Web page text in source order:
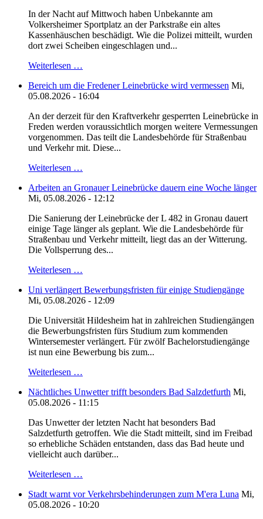
In der Nacht auf Mittwoch haben Unbekannte am
Volkersheimer Sportplatz an der Parkstraße ein altes
Kassenhäuschen beschädigt. Wie die Polizei mitteilt, wurden
dort zwei Scheiben eingeschlagen und...
Weiterlesen …
Bereich um die Fredener Leinebrücke wird vermessen Mi,
05.08.2026 - 16:04
An der derzeit für den Kraftverkehr gesperrten Leinebrücke in
Freden werden voraussichtlich morgen weitere Vermessungen
vorgenommen. Das teilt die Landesbehörde für Straßenbau
und Verkehr mit. Diese...
Weiterlesen …
Arbeiten an Gronauer Leinebrücke dauern eine Woche länger
Mi, 05.08.2026 - 12:12
Die Sanierung der Leinebrücke der L 482 in Gronau dauert
einige Tage länger als geplant. Wie die Landesbehörde für
Straßenbau und Verkehr mitteilt, liegt das an der Witterung.
Die Vollsperrung des...
Weiterlesen …
Uni verlängert Bewerbungsfristen für einige Studiengänge
Mi, 05.08.2026 - 12:09
Die Universität Hildesheim hat in zahlreichen Studiengängen
die Bewerbungsfristen fürs Studium zum kommenden
Wintersemester verlängert. Für zwölf Bachelorstudiengänge
ist nun eine Bewerbung bis zum...
Weiterlesen …
Nächtliches Unwetter trifft besonders Bad Salzdetfurth Mi,
05.08.2026 - 11:15
Das Unwetter der letzten Nacht hat besonders Bad
Salzdetfurth getroffen. Wie die Stadt mitteilt, sind im Freibad
so erhebliche Schäden entstanden, dass das Bad heute und
vielleicht auch darüber...
Weiterlesen …
Stadt warnt vor Verkehrsbehinderungen zum M'era Luna Mi,
05.08.2026 - 10:20